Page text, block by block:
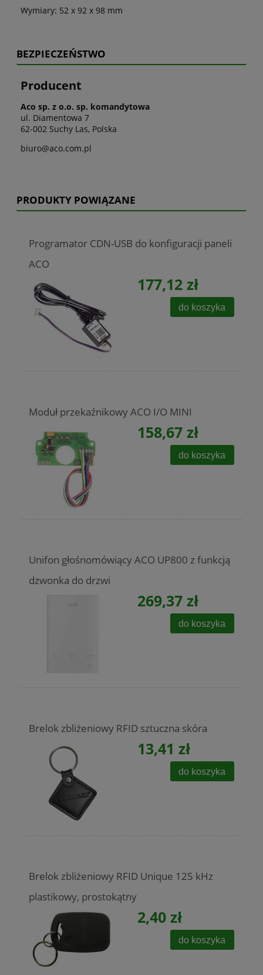
Wymiary: 52 x 92 x 98 mm
BEZPIECZEŃSTWO
Producent
Aco sp. z o.o. sp. komandytowa
ul. Diamentowa 7
62-002 Suchy Las, Polska
biuro@aco.com.pl
PRODUKTY POWIĄZANE
Programator CDN-USB do konfiguracji paneli
ACO
177,12 zł
do koszyka
Moduł przekaźnikowy ACO I/O MINI
158,67 zł
do koszyka
Unifon głośnomówiący ACO UP800 z funkcją
dzwonka do drzwi
269,37 zł
do koszyka
Brelok zbliżeniowy RFID sztuczna skóra
13,41 zł
do koszyka
Brelok zbliżeniowy RFID Unique 125 kHz
plastikowy, prostokątny
2,40 zł
do koszyka